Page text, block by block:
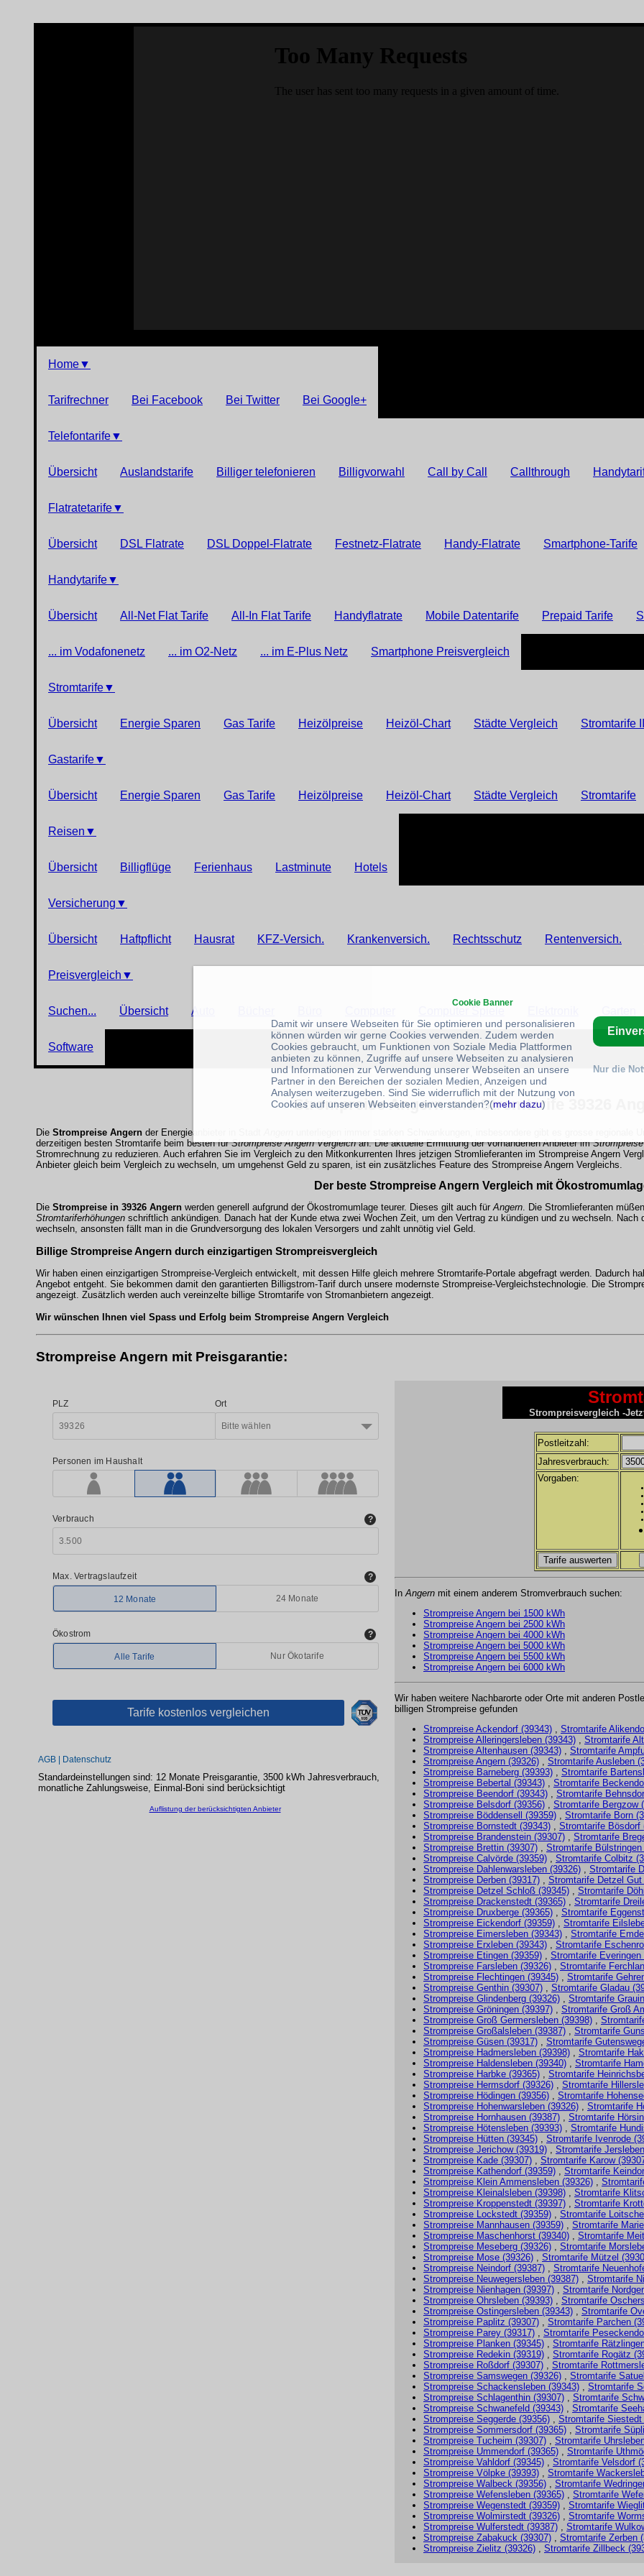
Home▼
Tarifrechner Bei Facebook Bei Twitter Bei Google+
Telefontarife▼
Übersicht Auslandstarife Billiger telefonieren Billigvorwahl Call by Call Callthrough
Flatratetarife▼
Übersicht DSL Flatrate DSL Doppel-Flatrate Festnetz-Flatrate Handy-Flatrate Smartphone-Tarife
Handytarife▼
Übersicht All-Net Flat Tarife All-In Flat Tarife Handyflatrate Mobile Datentarife Prepaid Tarife
... im Vodafonenetz ... im O2-Netz ... im E-Plus Netz Smartphone Preisvergleich
Stromtarife▼
Übersicht Energie Sparen Gas Tarife Heizölpreise Heizöl-Chart Städte Vergleich Stromtarife II
Gastarife▼
Übersicht Energie Sparen Gas Tarife Heizölpreise Heizöl-Chart Städte Vergleich Stromtarife
Reisen ▼
Übersicht Billigflüge Ferienhaus Lastminute Hotels
Versicherung ▼
Übersicht Haftpflicht Hausrat KFZ-Versich. Krankenversich. Rechtsschutz Rentenversich.
Preisvergleich ▼
Suchen... Übersicht Auto
Software
Strompreise Angern und Stromtarife 39326
Die Strompreise Angern der Energieanbieter in Stadt
unterliegen immer starken Schwankungen, insbesondere gibt es grosse regionale
derzeitigen besten Stromtarife beim besten fürStrompreise Angern Vergleichan. Die aktuelle Ermittlung der vorhandenen Anbieter im
Stromrechnung zu reduzieren. Auch erfahren Sie im Vergleich zu den Mitkonkurrenten Ihres jetzigen Stromlieferanten im Strompreise Angern
Anbieter gleich beim Vergleich zu wechseln, um umgehenst Geld zu sparen, ist ein zusätzliches Feature des Strompreise Angern Vergleichs.
Der beste Strompreise Angern Vergleich mit
Die Strompreise in 39326 Angern werden generell aufgrund der Ökostromumlage teurer. Dieses gilt auch für Angern . Die Stromlieferanten
Stromtariferhöhungen schriftlich ankündigen. Danach hat der Kunde etwa zwei Wochen Zeit, um den Vertrag zu kündigen und zu wechseln.
wechseln, ansonsten fällt man in die Grundversorgung des lokalen Versorgers und zahlt unnötig viel Geld.
Billige Strompreise Angern durch einzigartigen Strompreisvergleich
Wir haben einen einzigartigen Strompreise-Vergleich entwickelt, mit dessen Hilfe gleich mehrere Stromtarife-Portale abgefragt werden. Dadurch
Angebot entgeht. Sie bekommen damit den garantierten Billigstrom-Tarif durch unsere modernste Strompreise-Vergleichstechnologie. Die
angezeigt. Zusätzlich werden auch vereinzelte billige Stromtarife von Stromanbietern angezeigt.
Wir wünschen Ihnen viel Spass und Erfolg beim Strompreise Angern Vergleich
Strompreise Angern mit Preisgarantie:
Standardeinstellungen sind: 12 Monate Preisgarantie, 3500 kWh Jahresverbrauch,
monatliche Zahlungsweise, Einmal-Boni sind berücksichtigt
Auflistung der berücksichtigten Anbieter
Strompreisvergleich -
Postleitzahl:
Jahresverbrauch:
Vorgaben:
In Angern mit einem anderem Stromverbrauch suchen:
Strompreise Angern bei 1500 kWh
Strompreise Angern bei 2500 kWh
Strompreise Angern bei 4000 kWh
Strompreise Angern bei 5000 kWh
Strompreise Angern bei 5500 kWh
Strompreise Angern bei 6000 kWh
Wir haben weitere Nachbarorte oder Orte mit anderen
billigen Strompreise gefunden
Strompreise Ackendorf (39343)
Stromtarife
Strompreise Alleringersleben (39343)
Stromtarife
Strompreise Altenhausen (39343)
Stromtarife
Strompreise Angern (39326)
Stromtarife Ausleben
Strompreise Barneberg (39393)
Stromtarife
Strompreise Bebertal (39343)
Stromtarife
Strompreise Beendorf (39343)
Stromtarife
Strompreise Belsdorf (39356)
Stromtarife Bergzow
Strompreise Böddensell (39359)
Stromtarife Born
Strompreise Bornstedt (39343)
Stromtarife Bösdorf
Strompreise Brandenstein (39307)
Stromtarife
Strompreise Brettin (39307)
Stromtarife Bülstringen
Strompreise Calvörde (39359)
Stromtarife Colbitz
Strompreise Dahlenwarsleben (39326)
Stromtarife
Strompreise Derben (39317)
Stromtarife Detzel Gut
Strompreise Detzel Schloß (39345)
Stromtarife
Strompreise Drackenstedt (39365)
Stromtarife
Strompreise Druxberge (39365)
Stromtarife
Strompreise Eickendorf (39359)
Stromtarife
Strompreise Eimersleben (39343)
Stromtarife
Strompreise Erxleben (39343)
Stromtarife
Strompreise Etingen (39359)
Stromtarife Everingen
Strompreise Farsleben (39326)
Stromtarife
Strompreise Flechtingen (39345)
Stromtarife
Strompreise Genthin (39307)
Stromtarife Gladau
Strompreise Glindenberg (39326)
Stromtarife
Strompreise Gröningen (39397)
Stromtarife Groß
Strompreise Groß Germersleben (39398)
Strompreise Großalsleben (39387)
Stromtarife
Strompreise Güsen (39317)
Stromtarife
Strompreise Hadmersleben (39398)
Stromtarife
Strompreise Haldensleben (39340)
Stromtarife
Strompreise Harbke (39365)
Stromtarife
Strompreise Hermsdorf (39326)
Stromtarife
Strompreise Hödingen (39356)
Stromtarife
Strompreise Hohenwarsleben (39326)
Stromtarife
Strompreise Hornhausen (39387)
Stromtarife
Strompreise Hötensleben (39393)
Stromtarife
Strompreise Hütten (39345)
Stromtarife Ivenrode
Strompreise Jerichow (39319)
Stromtarife
Strompreise Kade (39307)
Stromtarife Karow
Strompreise Kathendorf (39359)
Stromtarife
Strompreise Klein Ammensleben (39326)
Strompreise Kleinalsleben (39398)
Stromtarife
Strompreise Kroppenstedt (39397)
Stromtarife
Strompreise Lockstedt (39359)
Stromtarife
Strompreise Mannhausen (39359)
Stromtarife
Strompreise Maschenhorst (39340)
Stromtarife
Strompreise Meseberg (39326)
Stromtarife
Strompreise Mose (39326)
Stromtarife Mützel
Strompreise Neindorf (39387)
Stromtarife
Strompreise Neuwegersleben (39387)
Stromtarife
Strompreise Nienhagen (39397)
Stromtarife
Strompreise Ohrsleben (39393)
Stromtarife
Strompreise Ostingersleben (39343)
Stromtarife
Strompreise Paplitz (39307)
Stromtarife Parchen
Strompreise Parey (39317)
Stromtarife
Strompreise Planken (39345)
Stromtarife
Strompreise Redekin (39319)
Stromtarife Rogätz
Strompreise Roßdorf (39307)
Stromtarife
Strompreise Samswegen (39326)
Stromtarife
Strompreise Schackensleben (39343)
Stromtarife
Strompreise Schlagenthin (39307)
Stromtarife
Strompreise Schwanefeld (39343)
Stromtarife
Strompreise Seggerde (39356)
Stromtarife Siestedt
Strompreise Sommersdorf (39365)
Stromtarife
Strompreise Tucheim (39307)
Stromtarife
Strompreise Ummendorf (39365)
Stromtarife
Strompreise Vahldorf (39345)
Stromtarife Velsdorf
Strompreise Völpke (39393)
Stromtarife
Strompreise Walbeck (39356)
Stromtarife
Strompreise Wefensleben (39365)
Stromtarife
Strompreise Wegenstedt (39359)
Stromtarife
Strompreise Wolmirstedt (39326)
Stromtarife
Strompreise Wulferstedt (39387)
Stromtarife
Strompreise Zabakuck (39307)
Stromtarife Zerben
Strompreise Zielitz (39326)
Stromtarife Zillbeck
Cookie Banner
Damit wir unsere Webseiten für Sie optimieren und personalisieren
können würden wir gerne Cookies verwenden. Zudem werden
Cookies gebraucht, um Funktionen von Soziale Media Plattformen
anbieten zu können, Zugriffe auf unsere Webseiten zu analysieren
und Informationen zur Verwendung unserer Webseiten an unsere
Partner in den Bereichen der sozialen Medien, Anzeigen und
Analysen weiterzugeben. Sind Sie widerruflich mit der Nutzung von
Cookies auf unseren Webseiten einverstanden?(mehr dazu)
Nur die